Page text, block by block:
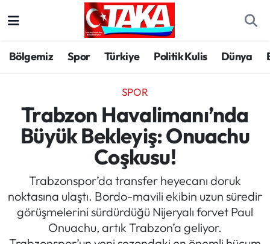
Bölgemiz Spor Türkiye Politik Kulis Dünya
SPOR
Trabzon Havalimanı’nda
Büyük Bekleyiş: Onuachu
Coşkusu!
Trabzonspor’da transfer heyecanı doruk
noktasına ulaştı. Bordo-mavili ekibin uzun süredir
görüşmelerini sürdürdüğü Nijeryalı forvet Paul
Onuachu, artık Trabzon’a geliyor.
Spor
Türkiye
Kültür/Sanat
Politik Kulis
Dünya
Trabzon Hava Durumu
Trabzon Trafik Yoğunluk Haritası
Süper Lig Puan Durumu ve Fikstür
Tüm Manşetler
Son Dakika Haberleri
Haber Arşivi